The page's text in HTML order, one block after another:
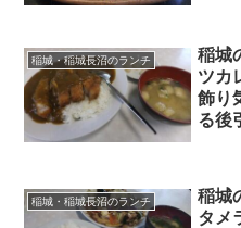
稲城・稲城長沼のランチ
稲城
ツカ
飾り
る後
稲城・稲城長沼のランチ
稲城
タメ